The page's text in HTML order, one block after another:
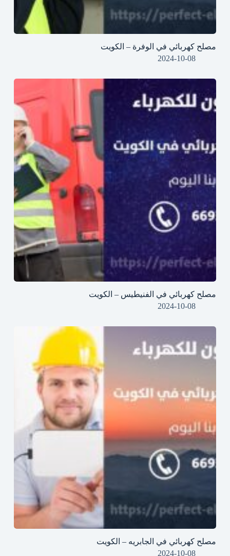
مصلح كهربائي في الوفرة – الكويت
2024-10-08
مصلح كهربائي في الفنيطيس – الكويت
2024-10-08
مصلح كهربائي في الجابريه – الكويت
2024-10-08